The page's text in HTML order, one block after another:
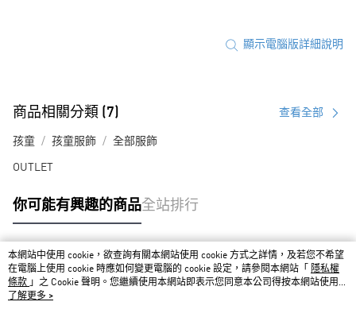
顯示電腦版詳細說明
商品相關分類 (7) 查看全部
孩童 孩童服飾 全部服飾
OUTLET
你可能有興趣的商品全站排行
熱門標籤
本網站中使用 cookie，欲查詢有關本網站使用 cookie 方式之詳情，及若您不希望
在電腦上使用 cookie 時應如何變更電腦的 cookie 設定，請參閱本網站「
隱私權
條款 」之 Cookie 聲明。您繼續使用本網站即表示您同意本公司得按本網站使用條
款之 Cookie 聲明使用 cookie。
了解更多 >